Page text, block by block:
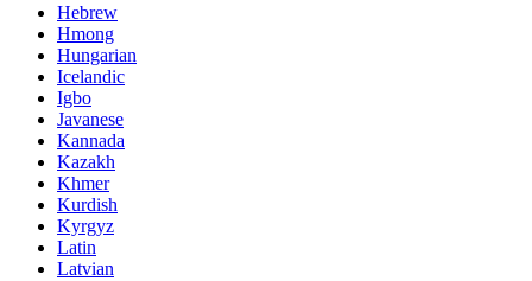
Hebrew
Hmong
Hungarian
Icelandic
Igbo
Javanese
Kannada
Kazakh
Khmer
Kurdish
Kyrgyz
Latin
Latvian